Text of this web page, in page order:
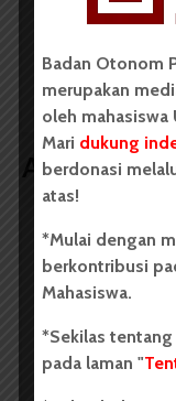
IMPRODIAP
USU Gelar
Audit
Artikel
BERITA KAMPUS
BPDP
Penelitian
Badan Otonom
merupakan
oleh mahasiswa
Mari dukung
berdonasi
atas!
*Mulai dengan
berkontribusi
Mahasiswa.
*Sekilas tentang
pada laman "